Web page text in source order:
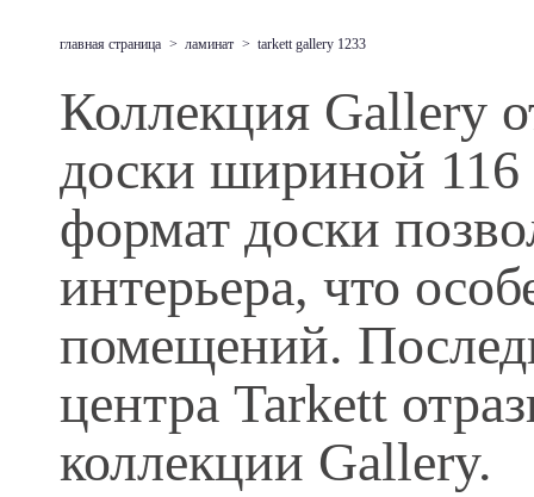
главная страница > ламинат > tarkett gallery 1233
Коллекция Gallery
доски шириной
формат доски
интерьера, что
помещений.
центра Tarkett
коллекции Gallery.